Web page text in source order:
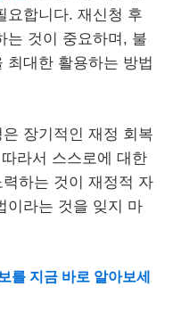
요합니다. 재신청 후
는 것이 중요하며, 불
최대한 활용하는 방법
장기적인 재정 회복
라서 스스로에 대한
하는 것이 재정적 자
이라는 것을 잊지 마
를 지금 바로 알아보세